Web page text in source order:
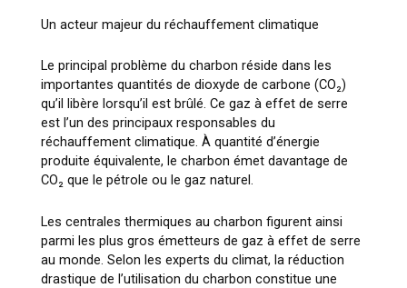
Un acteur majeur du réchauffement climatique
Le principal problème du charbon réside dans les
importantes quantités de dioxyde de carbone (CO₂)
qu’il libère lorsqu’il est brûlé. Ce gaz à effet de serre
est l’un des principaux responsables du
réchauffement climatique. À quantité d’énergie
produite équivalente, le charbon émet davantage de
CO₂ que le pétrole ou le gaz naturel.
Les centrales thermiques au charbon figurent ainsi
parmi les plus gros émetteurs de gaz à effet de serre
au monde. Selon les experts du climat, la réduction
drastique de l’utilisation du charbon constitue une